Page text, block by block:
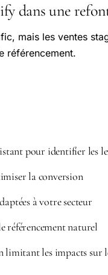
dans une
mais les ventes
référencement.
pour identifier les
la conversion
à votre secteur
référencement naturel
les impacts sur